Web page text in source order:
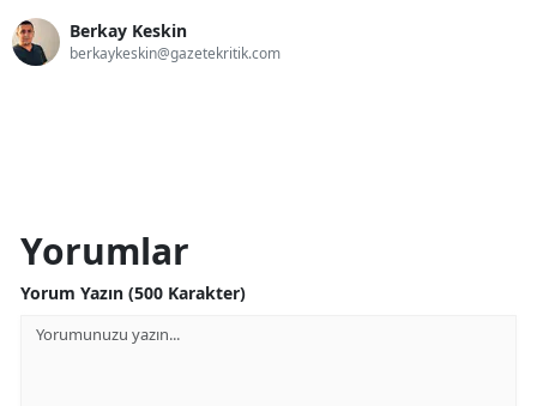
Berkay Keskin
berkaykeskin@gazetekritik.com
Yorumlar
Yorum Yazın (500 Karakter)